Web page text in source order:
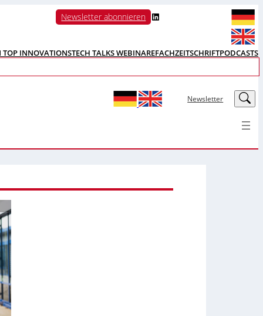
Newsletter abonnieren LinkedIn
TOP INNOVATIONSTECH TALKS WEBINAREFACHZEITSCHRIFTPODCASTS
Newsletter LinkedIn